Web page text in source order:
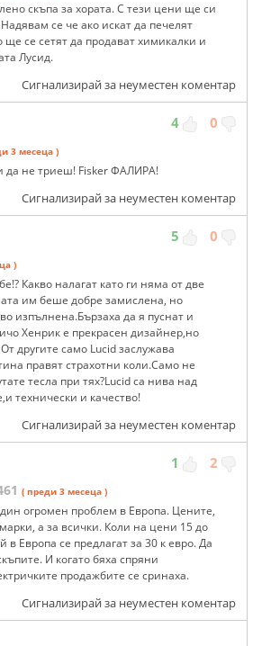
скъпа за хората. С тези цени ще си
се че ако искат да печелят
се сетят да продават химикалки и
Лусид.
Сигнализирай за неуместен коментар
4 0
3 месеца )
да не триеш! Fisker ФАЛИРА!
Сигнализирай за неуместен коментар
5 0
)
Какво налагат като ги няма от две
им беше добре замислена, но
изпълнена.Бързаха да я пуснат и
Хенрик е прекрасен дизайнер,но
другите само Lucid заслужава
правят страхотни коли.Само не
тесла при тях?Lucid са нива над
технически и качество!
Сигнализирай за неуместен коментар
1 2
( преди 3 месеца )
огромен проблем в Европа. Цените,
а за всички. Коли на цени 15 до
в Европа се предлагат за 30 к евро. Да
И когато бяха спряни
продажбите се сринаха.
Сигнализирай за неуместен коментар